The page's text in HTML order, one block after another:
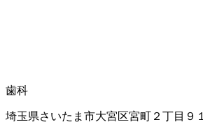
歯科
埼玉県さいたま市大宮区宮町２丁目９１